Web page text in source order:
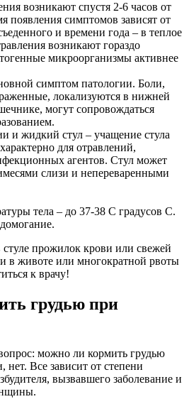
возникают спустя 2-6 часов от
появления симптомов зависят от
и времени года – в теплое
возникают гораздо
микроорганизмы активнее
симптом патологии. Боли,
локализуются в нижней
могут сопровождаться
и жидкий стул – учащение стула
для отравлений,
агентов. Стул может
слизи и непереваренными
тела – до 37-38 С градусов С.
прожилок крови или свежей
в животе или многократной рвоты
к врачу!
грудью при
можно ли кормить грудью
Все зависит от степени
вызвавшего заболевание и